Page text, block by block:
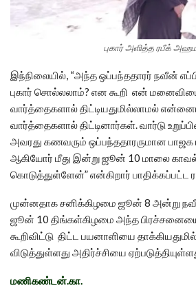
புகார் அளித்த ரபீக்
இந்நிலையில், “அந்த ஒப்பந்ததாரர் நவீன்
புகார் சொல்லலாம்? என கூறி என்
வார்த்தைகளால் திட்டியதுமில்லாமல்
வார்த்தைகளால் திட்டினார்கள். வார்டு
அவரது கணவரும் ஒப்பந்ததாரருமான பாஜக
ஆகியோர் மீது இன்று ஜூன் 10 மாலை
கொடுத்துள்ளேன்” என்கிறார் பாதிக்கப்பட்ட
முன்னதாக சனிக்கிழமை ஜூன் 8 அன்று
ஜூன் 10 திங்கள்கிழமை அந்த
கூறிவிட்டு திட்ட பயனாளியை
விடுத்துள்ளது அதிர்ச்சியை
மணிகண்டன்.கா.